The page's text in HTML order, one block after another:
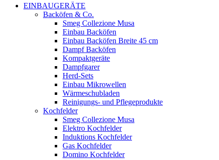
Close
EINBAUGERÄTE
Backöfen & Co.
Smeg Collezione Musa
Einbau Backöfen
Einbau Backöfen Breite 45 cm
Dampf Backöfen
Kompaktgeräte
Dampfgarer
Herd-Sets
Einbau Mikrowellen
Wärmeschubladen
Reinigungs- und Pflegeprodukte
Kochfelder
Smeg Collezione Musa
Elektro Kochfelder
Induktions Kochfelder
Gas Kochfelder
Domino Kochfelder